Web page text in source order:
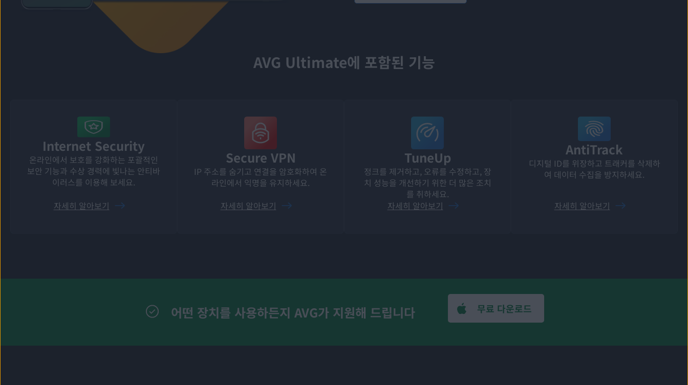
AVG Ultimate에 포함된 기능
Internet Security
온라인에서 보호를 강화하는 포괄적인
보안 기능과 수상 경력에 빛나는 안티바
이러스를 이용해 보세요.
자세히 알아보기
Secure VPN
IP 주소를 숨기고 연결을 암호화하여 온
라인에서 익명을 유지하세요.
자세히 알아보기
TuneUp
정크를 제거하고, 오류를 수정하고, 장
치 성능을 개선하기 위한 더 많은 조치
를 취하세요.
자세히 알아보기
AntiTrack
디지털 ID를 위장하고 트래커를 삭제하
여 데이터 수집을 방지하세요.
자세히 알아보기
어떤 장치를 사용하든지 AVG가 지원해 드립니다 무료 다운로드